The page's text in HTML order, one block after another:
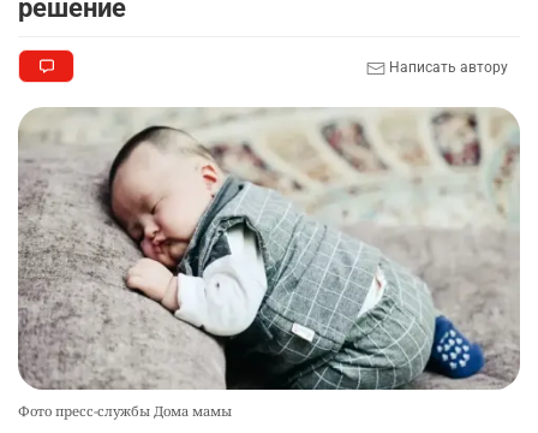
10
Казахстане продолжают расти цены на
2540 5
решение
Написать автору
Фото пресс-службы Дома мамы